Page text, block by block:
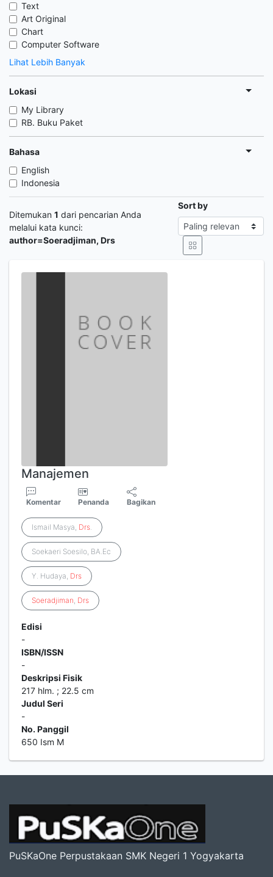
Text
Art Original
Chart
Computer Software
Lihat Lebih Banyak
Lokasi
My Library
RB. Buku Paket
Bahasa
English
Indonesia
Ditemukan 1 dari pencarian Anda
melalui kata kunci:
author=Soeradjiman, Drs
Sort by
Manajemen
Komentar Penanda Bagikan
Ismail Masya, Drs.
Soekaeri Soesilo, BA.Ec
Y. Hudaya, Drs
Soeradjiman, Drs
Edisi
-
ISBN/ISSN
-
Deskripsi Fisik
217 hlm. ; 22.5 cm
Judul Seri
-
No. Panggil
650 Ism M
PuSKaOne Perpustakaan SMK Negeri 1 Yogyakarta